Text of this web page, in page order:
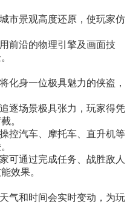
市景观高度还原，使玩家仿
前沿的物理引擎及画面技
化身一位极具魅力的侠盗，
逐场景极具张力，玩家得凭
。
控汽车、摩托车、直升机等
可通过完成任务、战胜敌人
效果。
气和时间会实时变动，为玩